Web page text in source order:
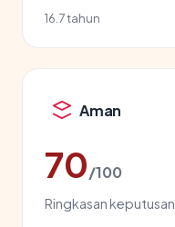
16.7 tahun
Aman
70/100
Ringkasan keputusan